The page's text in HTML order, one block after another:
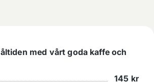
med vårt goda kaffe och
145 kr